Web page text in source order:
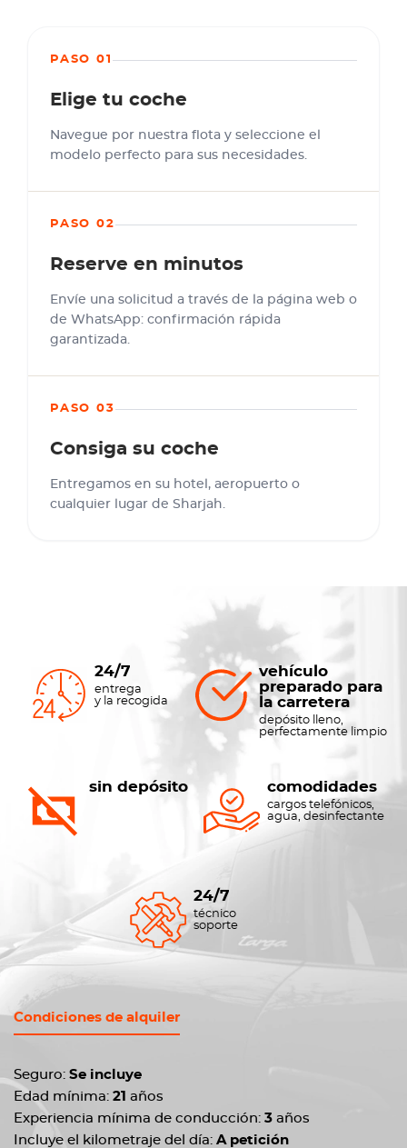
PASO 01
Elige tu coche
Navegue por nuestra flota y seleccione el
modelo perfecto para sus necesidades.
PASO 02
Reserve en minutos
Envíe una solicitud a través de la página web o
de WhatsApp: confirmación rápida
garantizada.
PASO 03
Consiga su coche
Entregamos en su hotel, aeropuerto o
cualquier lugar de Sharjah.
24/7
entrega
y la recogida
vehículo
preparado para
la carretera
depósito lleno,
perfectamente limpio
sin depósito comodidades
cargos telefónicos,
agua, desinfectante
24/7
técnico
soporte
Condiciones de alquiler
Seguro: Se incluye
Edad mínima: 21 años
Experiencia mínima de conducción: 3 años
Incluye el kilometraje del día: A petición